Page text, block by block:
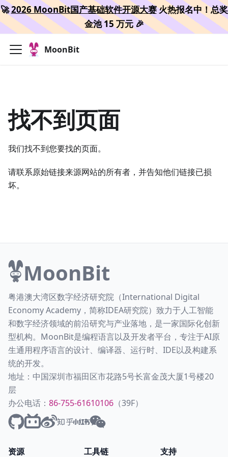
🚀2026 MoonBit国产基础软件开源大赛火热报名中！总奖
金池 15 万元 🎉
MoonBit
找不到页面
我们找不到您要找的页面。
请联系原始链接来源网站的所有者，并告知他们链接已损
坏。
MoonBit
粤港澳大湾区数字经济研究院（International Digital
Economy Academy，简称IDEA研究院）致力于人工智能
和数字经济领域的前沿研究与产业落地，是一家国际化创新
型机构。MoonBit是编程语言以及开发者平台，专注于AI原
生通用程序语言的设计、编译器、运行时、IDE以及构建系
统的开发。
地址：中国深圳市福田区市花路5号长富金茂大厦1号楼20
层
办公电话： 86-755-61610106 （39F）
资源 工具链 支持